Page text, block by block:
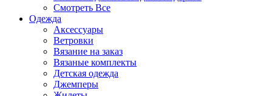
Смотреть Все
Одежда
Аксессуары
Ветровки
Вязание на заказ
Вязаные комплекты
Детская одежда
Джемперы